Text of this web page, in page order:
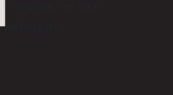
liefhebbers.